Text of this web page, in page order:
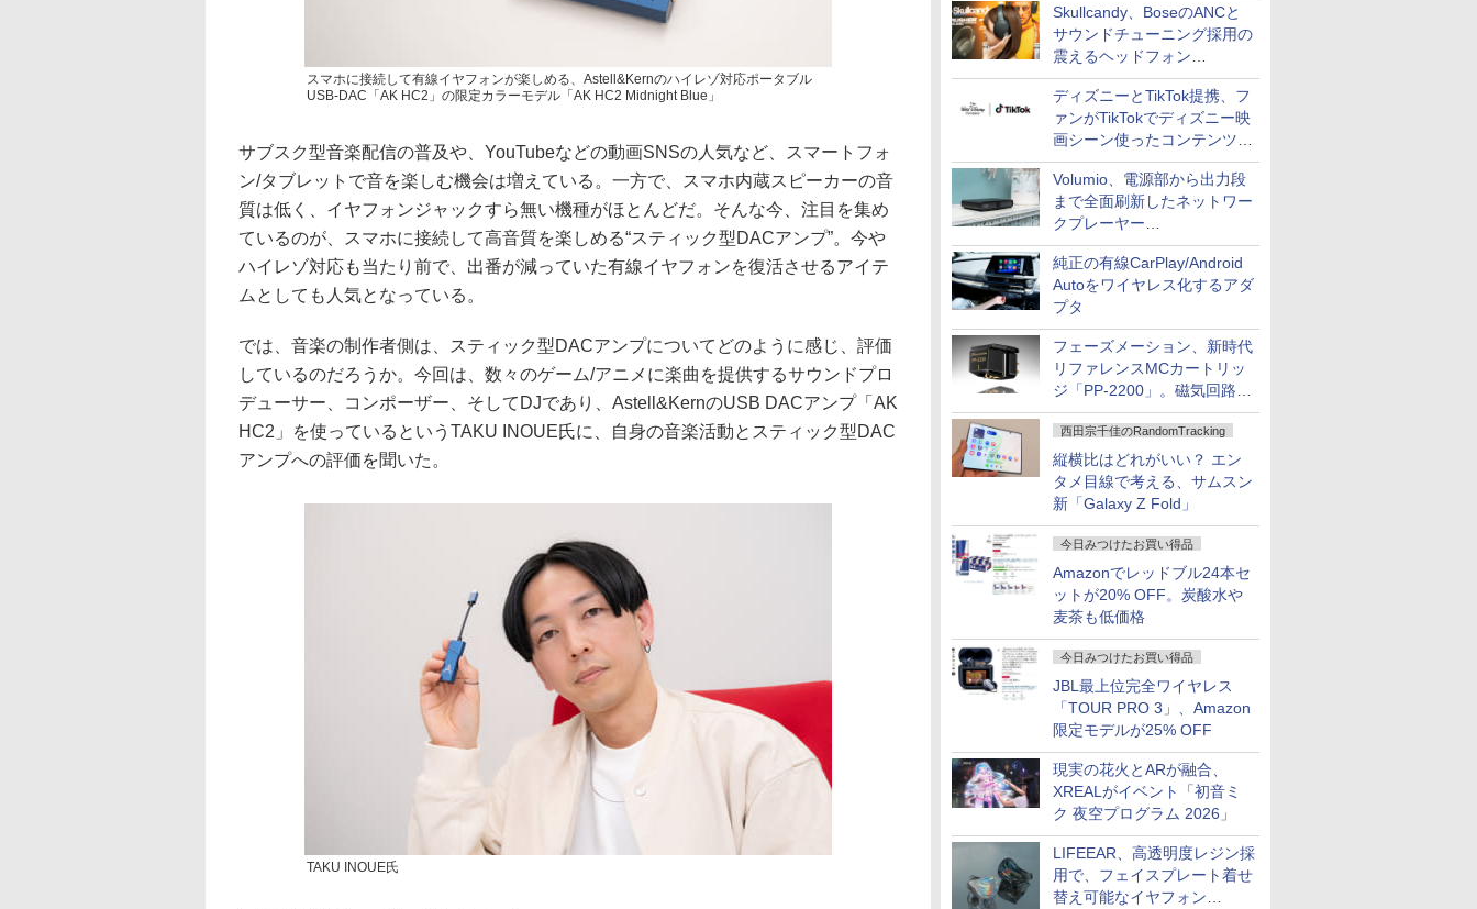
Skullcandy、BoseのANCと
サウンドチューニング採用の
震えるヘッドフォン
「Crusher 1080 ANC」
ディズニーとTikTok提携、フ
ァンがTikTokでディズニー映
画シーン使ったコンテンツ制
作、Disney+にも配信
Volumio、電源部から出力段
まで全面刷新したネットワー
クプレーヤー
「Primo（2026）」
純正の有線CarPlay/Android
Autoをワイヤレス化するアダ
プタ
フェーズメーション、新時代
リファレンスMCカートリッ
ジ「PP-2200」。磁気回路や
ハウジングを根本から見直し
西田宗千佳のRandomTracking
縦横比はどれがいい？ エン
タメ目線で考える、サムスン
新「Galaxy Z Fold」
今日みつけたお買い得品
Amazonでレッドブル24本セ
ットが20% OFF。炭酸水や
麦茶も低価格
今日みつけたお買い得品
JBL最上位完全ワイヤレス
「TOUR PRO 3」、Amazon
限定モデルが25% OFF
現実の花火とARが融合、
XREALがイベント「初音ミ
ク 夜空プログラム 2026」
LIFEEAR、高透明度レジン採
用で、フェイスプレート着せ
替え可能なイヤフォン
スマホに接続して有線イヤフォンが楽しめる、Astell&Kernのハイレゾ対応ポータブル
USB-DAC「AK HC2」の限定カラーモデル「AK HC2 Midnight Blue」
サブスク型音楽配信の普及や、YouTubeなどの動画SNSの人気など、スマートフォ
ン/タブレットで音を楽しむ機会は増えている。一方で、スマホ内蔵スピーカーの音
質は低く、イヤフォンジャックすら無い機種がほとんどだ。そんな今、注目を集め
ているのが、スマホに接続して高音質を楽しめる“スティック型DACアンプ”。今や
ハイレゾ対応も当たり前で、出番が減っていた有線イヤフォンを復活させるアイテ
ムとしても人気となっている。
では、音楽の制作者側は、スティック型DACアンプについてどのように感じ、評価
しているのだろうか。今回は、数々のゲーム/アニメに楽曲を提供するサウンドプロ
デューサー、コンポーザー、そしてDJであり、Astell&KernのUSB DACアンプ「AK
HC2」を使っているというTAKU INOUE氏に、自身の音楽活動とスティック型DAC
アンプへの評価を聞いた。
TAKU INOUE氏